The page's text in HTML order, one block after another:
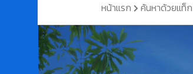
หน้าแรก ค้นหาด้วยแท็ก